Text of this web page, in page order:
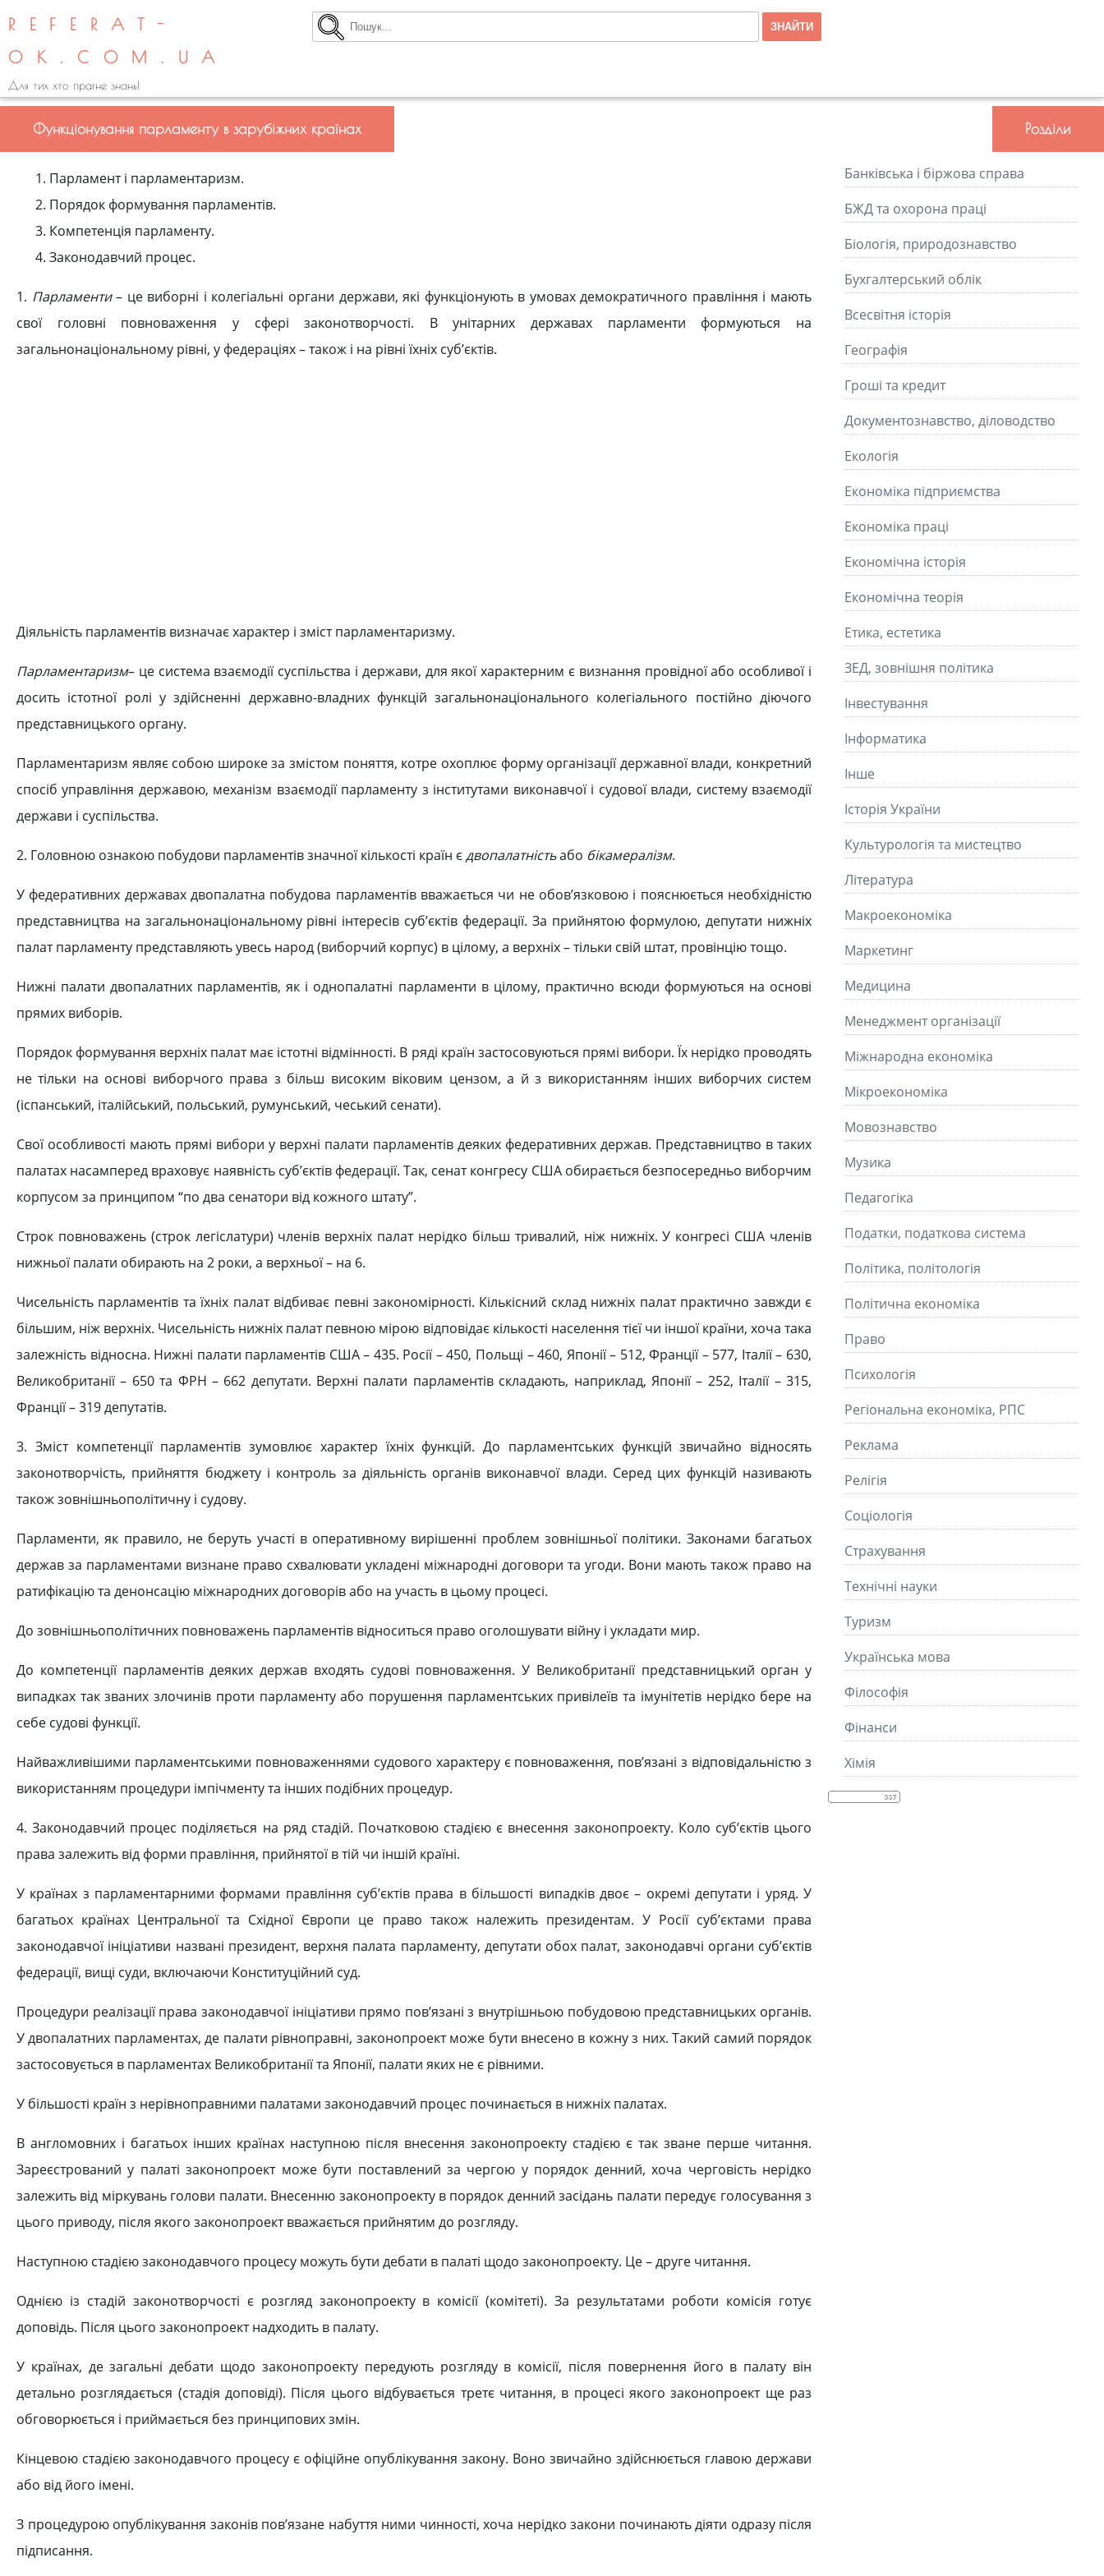
REFERAT-
OK.COM.UA
Для тих хто прагне знань!
Функціонування парламенту в зарубіжних країнах
Парламент і парламентаризм.
Порядок формування парламентів.
Компетенція парламенту.
Законодавчий процес.
1. Парламенти– це виборні і колегіальні органи держави, які функціонують в умовах демократичного правління і мають
свої головні повноваження у сфері законотворчості. В унітарних державах парламенти формуються на
загальнонаціональному рівні, у федераціях – також і на рівні їхніх суб’єктів.
Діяльність парламентів визначає характер і зміст парламентаризму.
Парламентаризм– це система взаємодії суспільства і держави, для якої характерним є визнання провідної або особливої і
досить істотної ролі у здійсненні державно-владних функцій загальнонаціонального колегіального постійно діючого
представницького органу.
Парламентаризм являє собою широке за змістом поняття, котре охоплює форму організації державної влади, конкретний
спосіб управління державою, механізм взаємодії парламенту з інститутами виконавчої і судової влади, систему взаємодії
держави і суспільства.
2. Головною ознакою побудови парламентів значної кількості країн єдвопалатністьабо бікамералізм.
У федеративних державах двопалатна побудова парламентів вважається чи не обов’язковою і пояснюється необхідністю
представництва на загальнонаціональному рівні інтересів суб’єктів федерації. За прийнятою формулою, депутати нижніх
палат парламенту представляють увесь народ (виборчий корпус) в цілому, а верхніх – тільки свій штат, провінцію тощо.
Нижні палати двопалатних парламентів, як і однопалатні парламенти в цілому, практично всюди формуються на основі
прямих виборів.
Порядок формування верхніх палат має істотні відмінності. В ряді країн застосовуються прямі вибори. Їх нерідко проводять
не тільки на основі виборчого права з більш високим віковим цензом, а й з використанням інших виборчих систем
(іспанський, італійський, польський, румунський, чеський сенати).
Свої особливості мають прямі вибори у верхні палати парламентів деяких федеративних держав. Представництво в таких
палатах насамперед враховує наявність суб’єктів федерації. Так, сенат конгресу США обирається безпосередньо виборчим
корпусом за принципом “по два сенатори від кожного штату”.
Строк повноважень (строк легіслатури) членів верхніх палат нерідко більш тривалий, ніж нижніх. У конгресі США членів
нижньої палати обирають на 2 роки, а верхньої – на 6.
Чисельність парламентів та їхніх палат відбиває певні закономірності. Кількісний склад нижніх палат практично завжди є
більшим, ніж верхніх. Чисельність нижніх палат певною мірою відповідає кількості населення тієї чи іншої країни, хоча така
залежність відносна. Нижні палати парламентів США – 435. Росії – 450, Польщі – 460, Японії – 512, Франції – 577, Італії – 630,
Великобританії – 650 та ФРН – 662 депутати. Верхні палати парламентів складають, наприклад, Японії – 252, Італії – 315,
Франції – 319 депутатів.
3. Зміст компетенції парламентів зумовлює характер їхніх функцій. До парламентських функцій звичайно відносять
законотворчість, прийняття бюджету і контроль за діяльність органів виконавчої влади. Серед цих функцій називають
також зовнішньополітичну і судову.
Парламенти, як правило, не беруть участі в оперативному вирішенні проблем зовнішньої політики. Законами багатьох
держав за парламентами визнане право схвалювати укладені міжнародні договори та угоди. Вони мають також право на
ратифікацію та денонсацію міжнародних договорів або на участь в цьому процесі.
До зовнішньополітичних повноважень парламентів відноситься право оголошувати війну і укладати мир.
До компетенції парламентів деяких держав входять судові повноваження. У Великобританії представницький орган у
випадках так званих злочинів проти парламенту або порушення парламентських привілеїв та імунітетів нерідко бере на
себе судові функції.
Найважливішими парламентськими повноваженнями судового характеру є повноваження, пов’язані з відповідальністю з
використанням процедури імпічменту та інших подібних процедур.
4. Законодавчий процес поділяється на ряд стадій. Початковою стадією є внесення законопроекту. Коло суб’єктів цього
права залежить від форми правління, прийнятої в тій чи іншій країні.
У країнах з парламентарними формами правління суб’єктів права в більшості випадків двоє – окремі депутати і уряд. У
багатьох країнах Центральної та Східної Європи це право також належить президентам. У Росії суб’єктами права
законодавчої ініціативи названі президент, верхня палата парламенту, депутати обох палат, законодавчі органи суб’єктів
федерації, вищі суди, включаючи Конституційний суд.
Процедури реалізації права законодавчої ініціативи прямо пов’язані з внутрішньою побудовою представницьких органів.
У двопалатних парламентах, де палати рівноправні, законопроект може бути внесено в кожну з них. Такий самий порядок
застосовується в парламентах Великобританії та Японії, палати яких не є рівними.
У більшості країн з нерівноправними палатами законодавчий процес починається в нижніх палатах.
В англомовних і багатьох інших країнах наступною після внесення законопроекту стадією є так зване перше читання.
Зареєстрований у палаті законопроект може бути поставлений за чергою у порядок денний, хоча черговість нерідко
залежить від міркувань голови палати. Внесенню законопроекту в порядок денний засідань палати передує голосування з
цього приводу, після якого законопроект вважається прийнятим до розгляду.
Наступною стадією законодавчого процесу можуть бути дебати в палаті щодо законопроекту. Це – друге читання.
Однією із стадій законотворчості є розгляд законопроекту в комісії (комітеті). За результатами роботи комісія готує
доповідь. Після цього законопроект надходить в палату.
У країнах, де загальні дебати щодо законопроекту передують розгляду в комісії, після повернення його в палату він
детально розглядається (стадія доповіді). Після цього відбувається третє читання, в процесі якого законопроект ще раз
обговорюється і приймається без принципових змін.
Кінцевою стадією законодавчого процесу є офіційне опублікування закону. Воно звичайно здійснюється главою держави
або від його імені.
З процедурою опублікування законів пов’язане набуття ними чинності, хоча нерідко закони починають діяти одразу після
підписання.
Розділи
Банківська і біржова справа
БЖД та охорона праці
Біологія, природознавство
Бухгалтерський облік
Всесвітня історія
Географія
Гроші та кредит
Документознавство, діловодство
Екологія
Економіка підприємства
Економіка праці
Економічна історія
Економічна теорія
Етика, естетика
ЗЕД, зовнішня політика
Інвестування
Інформатика
Інше
Історія України
Культурологія та мистецтво
Літературa
Макроекономіка
Маркетинг
Медицина
Менеджмент організації
Міжнародна економіка
Мікроекономіка
Мовознавство
Музика
Педагогіка
Податки, податкова система
Політика, політологія
Політична економіка
Право
Психологія
Регіональна економіка, РПС
Реклама
Релігія
Соціологія
Страхування
Технічні науки
Туризм
Українська мова
Філософія
Фінанси
Хімія